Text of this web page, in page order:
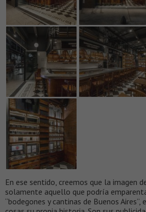
En ese sentido, creemos que la imagen
solamente aquello que podría
“bodegones y cantinas de Buenos